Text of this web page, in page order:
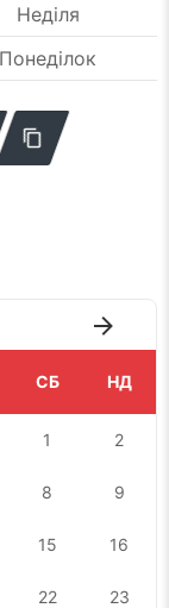
Неділя
Понеділок
СБ НД
1 2
8 9
15 16
22 23